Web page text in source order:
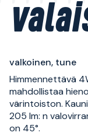
valkoinen, tune
Himmennettävä
mahdollistaa
värintoiston.
205 lm: n
on 45°.